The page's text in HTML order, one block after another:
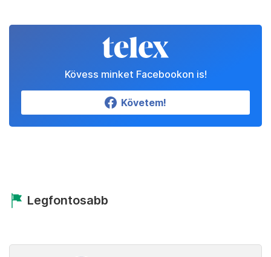
Kövess minket Facebookon is!
Követem!
Legfontosabb